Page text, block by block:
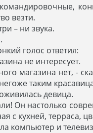
везти.
– ни звука.
голос ответил:
не интересует.
магазина нет, -
таким
девица.
Он настолько
с кухней,
компьютер и